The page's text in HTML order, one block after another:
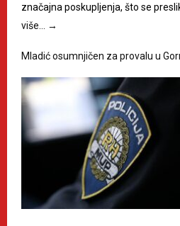
značajna poskupljenja, što se
više…
→
Mladić osumnjičen za provalu u